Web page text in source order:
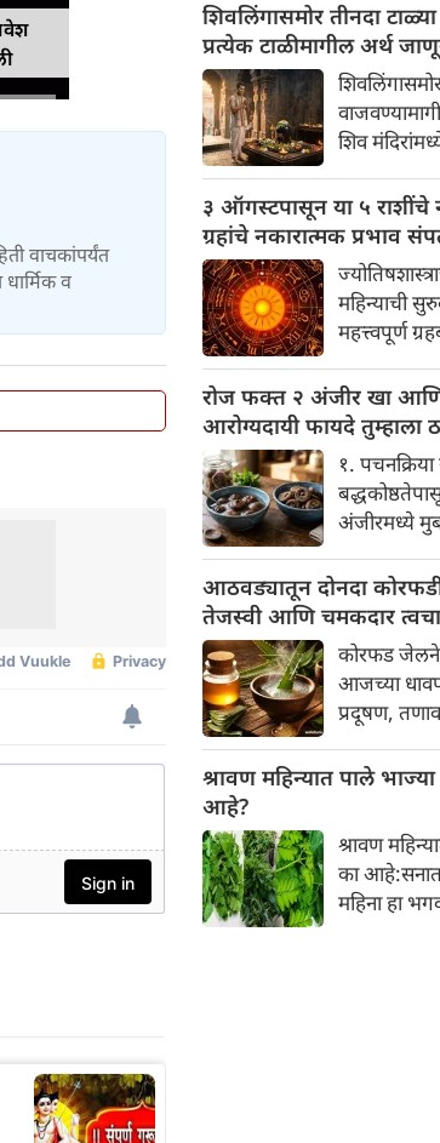
वाचकांपर्यंत
व
शिवलिंगासमोर तीनदा
प्रत्येक टाळीमागील अर्थ
शिव
वाजवताना
प्रथा आहे, पण
केला आहे का
आहे आणि
आहे? हा केवळ
यामागे
श्रद्धा,
वैज्ञानिक
अनोख्या
सविस्तरपणे
३ ऑगस्टपासून या ५ राशींचे
ग्रहांचे नकारात्मक प्रभाव
दिवसांची सुरुवात होईल
महिन्याची
महत्त्वपूर्ण
हालचाल अनेक
सकारात्मक
आहे.
अत्यंत
ग्रहस्थिती
या दिवशी
ग्रहांची
ज्यांचे नशीब
भाग्यवान
घेऊया!
रोज फक्त २ अंजीर खा
आरोग्यदायी फायदे
१.
अंजीरमध्ये
बद्धकोष्ठता,
त्रास होत
आतड्यांची
करते. पचनसंस्था मजबूत करून पोट
साफ
आठवड्यातून दोनदा
तेजस्वी आणि चमकदार
जाणून घ्या
कोरफड जेलने
आजच्या
प्रदूषण,
नकारात्मक
होते,
आणि
निर्माण होतात.
श्रावण महिन्यात पाले
आहे?
श्रावण
का
महिना हा